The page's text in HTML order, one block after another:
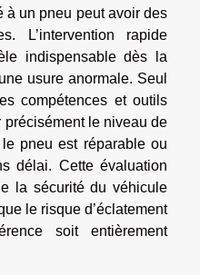
à un pneu peut avoir des
L’intervention rapide
indispensable dès la
usure anormale. Seul
compétences et outils
le niveau de
pneu est réparable ou
délai. Cette évaluation
la sécurité du véhicule
le risque d’éclatement
soit entièrement